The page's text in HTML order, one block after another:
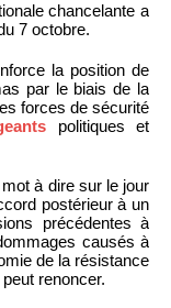
chancelante a
7 octobre.
la position de
par le biais de la
forces de sécurité
politiques et
à dire sur le jour
postérieur à un
précédentes à
causés à
de la résistance
renoncer.